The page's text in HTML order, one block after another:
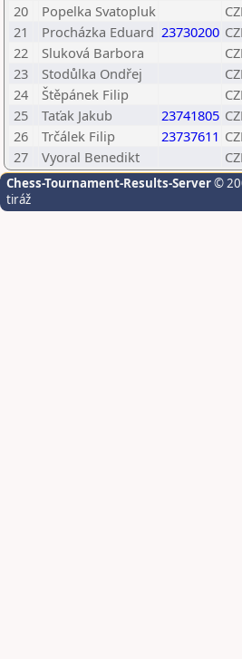
20
Popelka Svatopluk
21
Procházka Eduard 23730200
22
Sluková Barbora
23
Stodůlka Ondřej
24
Štěpánek Filip
25
Taťak Jakub 23741805
26
Trčálek Filip 23737611
27
Vyoral Benedikt
Chess-Tournament-Results-Server©
tiráž